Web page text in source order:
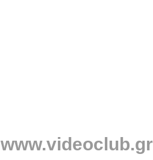
www.videoclub.gr